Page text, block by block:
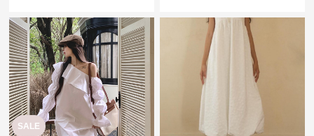
SALE
¥4,720 ¥5240(割引前)
ロングワンピース 今季新作 韓国
風オフショルダーミニワンピー
ス
(税込)
今季新作 花レース キャミ ロン
グワンピース 韓国風